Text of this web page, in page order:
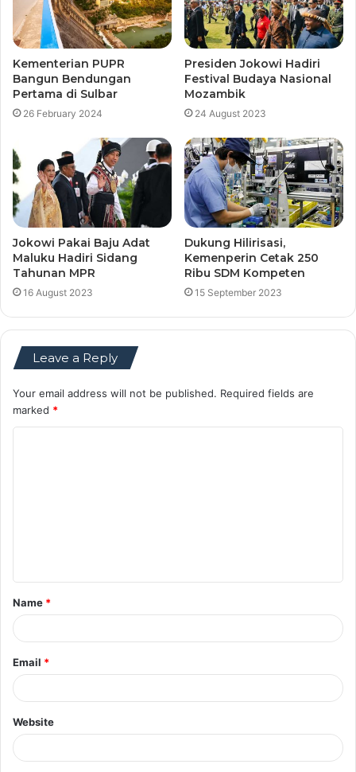
Kementerian PUPR
Bangun Bendungan
Pertama di Sulbar
26 February 2024
Presiden Jokowi Hadiri
Festival Budaya Nasional
Mozambik
24 August 2023
Jokowi Pakai Baju Adat
Maluku Hadiri Sidang
Tahunan MPR
16 August 2023
Dukung Hilirisasi,
Kemenperin Cetak 250
Ribu SDM Kompeten
15 September 2023
Leave a Reply
Your email address will not be published. Required fields are
marked *
t
*
Name *
Email *
Website